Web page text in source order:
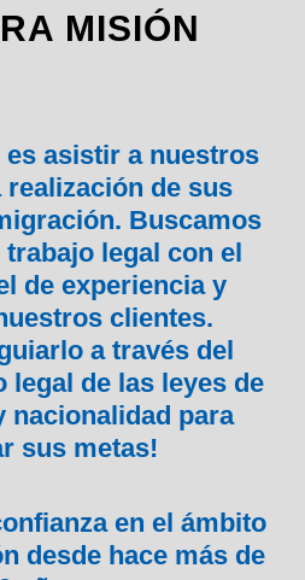
MISIÓN
asistir a nuestros
de sus
Buscamos
legal con el
de experiencia y
clientes.
a través del
legal de las leyes de
nacionalidad para
sus metas!
en el ámbito
desde hace más de